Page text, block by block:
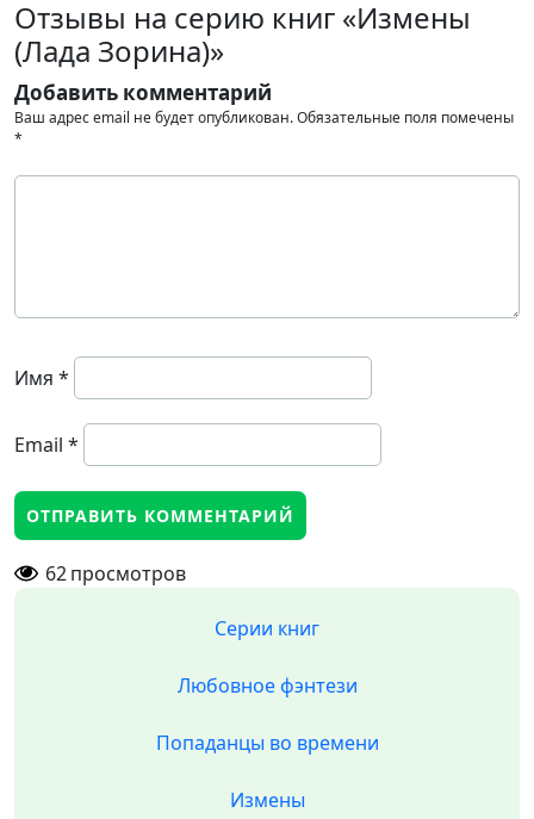
Отзывы на серию книг «Измены
(Лада Зорина)»
Добавить комментарий
Ваш адрес email не будет опубликован.Обязательные поля помечены
*
Имя *
Email *
62просмотров
Серии книг
Любовное фэнтези
Попаданцы во времени
Измены